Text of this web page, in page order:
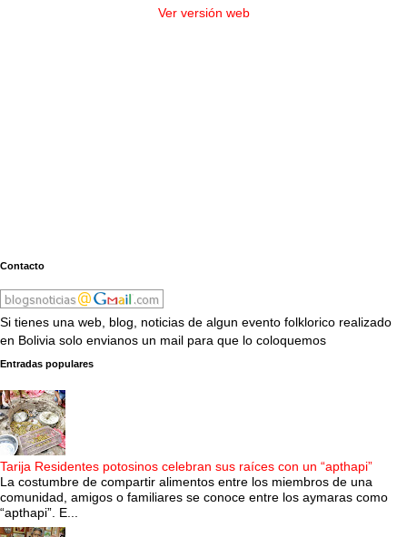
Ver versión web
Contacto
Si tienes una web, blog, noticias de algun evento folklorico realizado
en Bolivia solo envianos un mail para que lo coloquemos
Entradas populares
Tarija Residentes potosinos celebran sus raíces con un “apthapi”
La costumbre de compartir alimentos entre los miembros de una
comunidad, amigos o familiares se conoce entre los aymaras como
“apthapi”. E...